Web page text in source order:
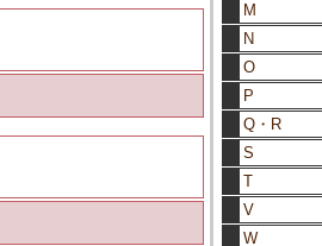
M
N
O
P
Q・R
S
T
V
W